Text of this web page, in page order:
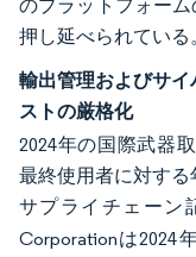
のプラットフォー
押し延べられている
輸出管理およびサ
ストの厳格化
2024年の国際武器
最終使用者に対す
サプライチェーン
Corporationは2024